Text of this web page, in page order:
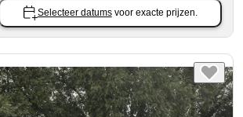
Selecteer datums voor exacte prijzen.